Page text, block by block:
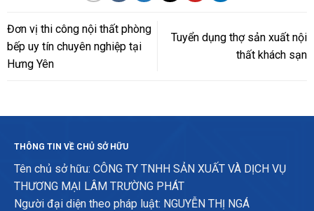
Đơn vị thi công nội thất phòng
bếp uy tín chuyên nghiệp tại
Hưng Yên
Tuyển dụng thợ sản xuất nội
thất khách sạn
THÔNG TIN VỀ CHỦ SỞ HỮU
Tên chủ sở hữu: CÔNG TY TNHH SẢN XUẤT VÀ DỊCH VỤ
THƯƠNG MẠI LÂM TRƯỜNG PHÁT
Người đại diện theo pháp luật: NGUYỄN THỊ NGÁ